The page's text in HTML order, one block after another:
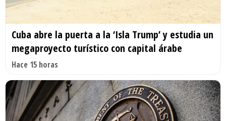
Cuba abre la puerta a la ‘Isla Trump’ y estudia un
megaproyecto turístico con capital árabe
Hace 15 horas